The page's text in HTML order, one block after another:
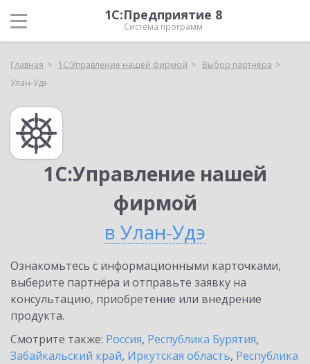
1С:Предприятие 8
Система программ
Главная 1С:Управление нашей фирмой
Выбор партнёра
Улан-Удэ
1С:Управление нашей
фирмой
в Улан-Удэ
Ознакомьтесь с информационными карточками,
выберите партнёра и отправьте заявку на
консультацию, приобретение или внедрение
продукта.
Смотрите также: Россия, Республика Бурятия,
Забайкальский край, Иркутская область, Республика